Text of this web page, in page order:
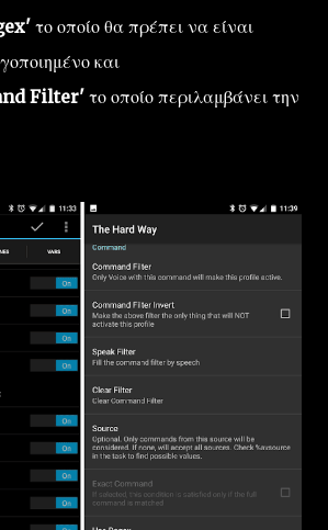
το οποίο θα πρέπει να είναι
και
Filter' το οποίο περιλαμβάνει την